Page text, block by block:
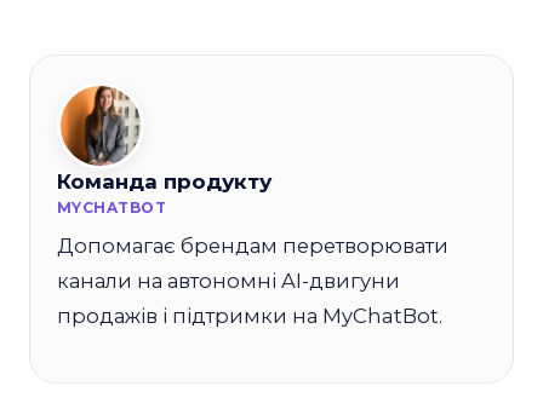
Команда продукту
MYCHATBOT
Допомагає брендам перетворювати
канали на автономні AI-двигуни
продажів і підтримки на MyChatBot.